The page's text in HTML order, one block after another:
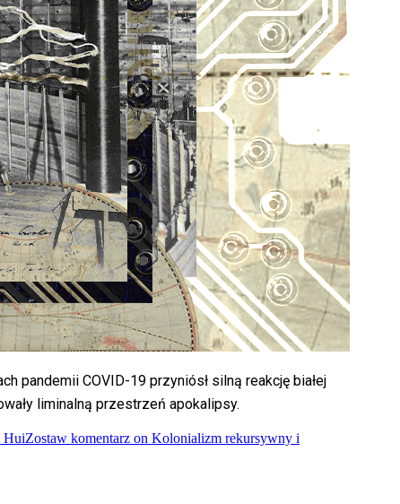
pandemii COVID-19 przyniósł silną reakcję białej
liminalną przestrzeń apokalipsy.
HuiZostaw komentarz on Kolonializm rekursywny i